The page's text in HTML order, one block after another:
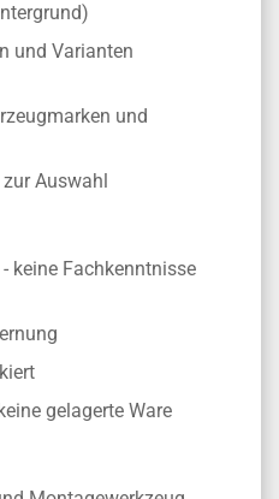
und Varianten
und
Auswahl
keine Fachkenntnisse
gelagerte Ware